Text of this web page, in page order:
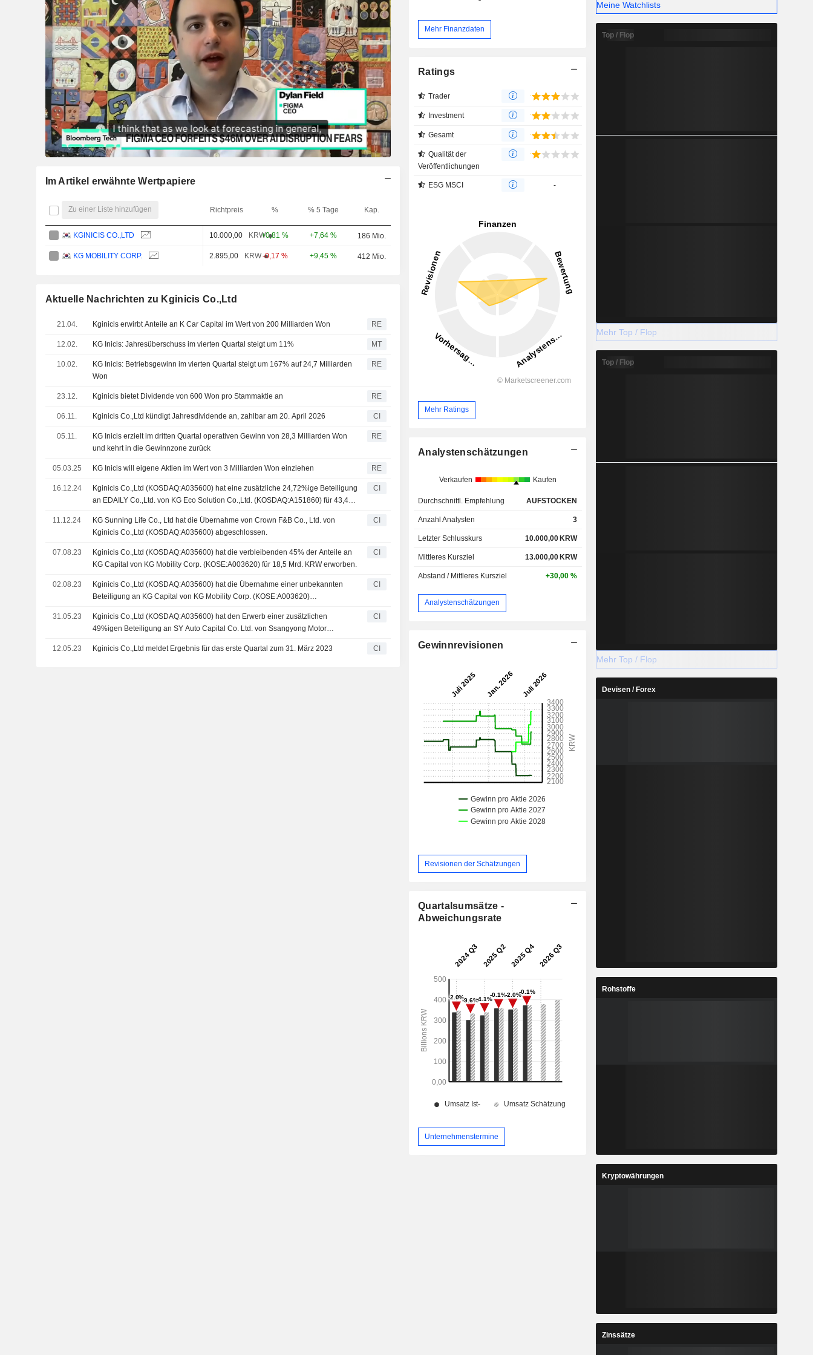
Im Artikel erwähnte Wertpapiere
Zu einer Liste hinzufügen Richtpreis % % 5 Tage Kap.
KGINICIS CO.,LTD 10.000,00 KRW+0,81 % +7,64 % 186 Mio.
KG MOBILITY CORP. 2.895,00 KRW-0,17 % +9,45 % 412 Mio.
Aktuelle Nachrichten zu Kginicis Co.,Ltd
21.04. Kginicis erwirbt Anteile an K Car Capital im Wert von 200 Milliarden Won RE
12.02. KG Inicis: Jahresüberschuss im vierten Quartal steigt um 11% MT
10.02.
KG Inicis: Betriebsgewinn im vierten Quartal steigt um 167% auf 24,7 Milliarden
Won
RE
23.12. Kginicis bietet Dividende von 600 Won pro Stammaktie an RE
06.11. Kginicis Co.,Ltd kündigt Jahresdividende an, zahlbar am 20. April 2026 CI
05.11.
KG Inicis erzielt im dritten Quartal operativen Gewinn von 28,3 Milliarden Won
und kehrt in die Gewinnzone zurück
RE
05.03.25 KG Inicis will eigene Aktien im Wert von 3 Milliarden Won einziehen RE
16.12.24
Kginicis Co.,Ltd (KOSDAQ:A035600) hat eine zusätzliche 24,72%ige Beteiligung
an EDAILY Co.,Ltd. von KG Eco Solution Co.,Ltd. (KOSDAQ:A151860) für 43,4
CI
11.12.24
KG Sunning Life Co., Ltd hat die Übernahme von Crown F&B Co., Ltd. von
Kginicis Co.,Ltd (KOSDAQ:A035600) abgeschlossen.
CI
07.08.23
Kginicis Co.,Ltd (KOSDAQ:A035600) hat die verbleibenden 45% der Anteile an
KG Capital von KG Mobility Corp. (KOSE:A003620) für 18,5 Mrd. KRW erworben.
CI
02.08.23
Kginicis Co.,Ltd (KOSDAQ:A035600) hat die Übernahme einer unbekannten
Beteiligung an KG Capital von KG Mobility Corp. (KOSE:A003620)
CI
31.05.23
Kginicis Co.,Ltd (KOSDAQ:A035600) hat den Erwerb einer zusätzlichen
49%igen Beteiligung an SY Auto Capital Co. Ltd. von Ssangyong Motor
CI
12.05.23 Kginicis Co.,Ltd meldet Ergebnis für das erste Quartal zum 31. März 2023 CI
Mehr Finanzdaten
Ratings
Trader
Investment
Gesamt
Qualität der
Veröffentlichungen
ESG MSCI -
Mehr Ratings
Analystenschätzungen
Verkaufen Kaufen
Durchschnittl. Empfehlung AUFSTOCKEN
Anzahl Analysten 3
Letzter Schlusskurs 10.000,00KRW
Mittleres Kursziel 13.000,00KRW
Abstand / Mittleres Kursziel +30,00 %
Analystenschätzungen
Gewinnrevisionen
Revisionen der Schätzungen
Quartalsumsätze -
Abweichungsrate
Unternehmenstermine
Meine Watchlists
Top / Flop
Mehr Top / Flop
Top / Flop
Mehr Top / Flop
Devisen / Forex
Rohstoffe
Kryptowährungen
Zinssätze